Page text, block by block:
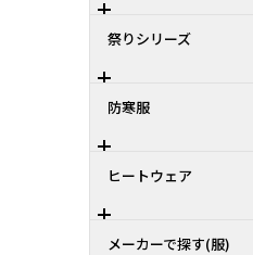
祭りシリーズ
防寒服
ヒートウェア
メーカーで探す(服)